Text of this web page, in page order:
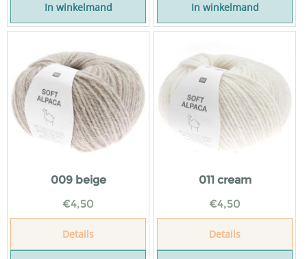
In winkelmand In winkelmand
009 beige
€4,50
Details
011 cream
€4,50
Details